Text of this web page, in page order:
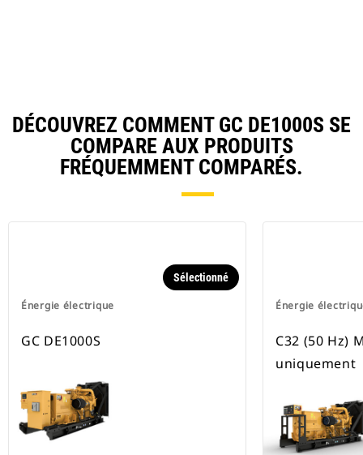
DÉCOUVREZ COMMENT GC DE1000S SE
COMPARE AUX PRODUITS
FRÉQUEMMENT COMPARÉS.
Énergie électrique
Sélectionné
GC DE1000S
Énergie
C32 (50 Hz)
uniquement